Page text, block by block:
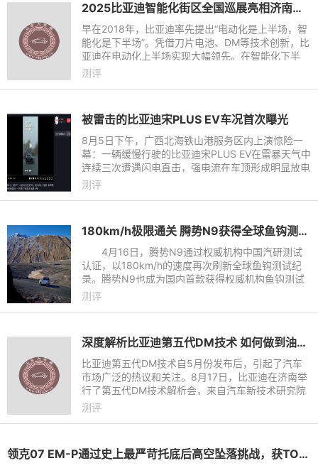
2025比亚迪智能化街区全国巡展亮相济南｜让好技术人人可享
早在2018年，比亚迪率先提出“电动化是上半场，智
能化是下半场”。凭借刀片电池、DM等技术创新，比
亚迪在电动化上半场实现大幅领先。在智能化下半
场，比亚迪重磅发布整车智能战略。在整车智能战略
测评
被雷击的比亚迪宋PLUS EV车况首次曝光
8月5日下午，广西北海铁山港服务区内上演惊险一
幕：一辆缓慢行驶的比亚迪宋PLUS EV在雷暴天气中
连续三次遭遇闪电直击，强电流在车顶形成明显放电
现象，据了解车内女性驾驶员全程未受伤害，并已按
测评
180km/h极限通关 腾势N9获得全球鱼钩测试最高速认证
4月16日，腾势N9通过权威机构中国汽研测试
认证，以180km/h的速度再次刷新全球鱼钩测试纪
录。腾势N9也成为国内首款获得权威机构鱼钩测试
认证的车型。之前，在腾势N9发布会上官方公布的
测评
深度解析比亚迪第五代DM技术 如何做到油耗减半、续航翻倍？
比亚迪第五代DM技术自5月份发布后，引起了汽车
市场广泛的热议和关注。8月17日，比亚迪在济南举
行了第五代DM技术解析会，来自汽车新技术研究院
的高级工程师，全面解析了第五代DM的技术创新
测评
领克07 EM-P通过史上最严苛托底后高空坠落挑战，获TOP Safety权威认证